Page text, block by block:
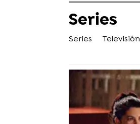
Series
Series Televisión